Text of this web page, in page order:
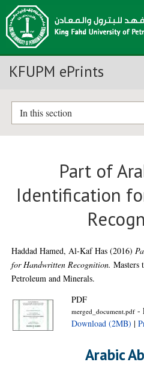
KFUPM ePrints
In this section
Part of
Identification
Haddad Hamed, Al-Kaf Has (2016)
for Handwritten Recognition. Masters
Petroleum and Minerals.
PDF
merged_document.pdf -
Download (2MB) |
Arabic